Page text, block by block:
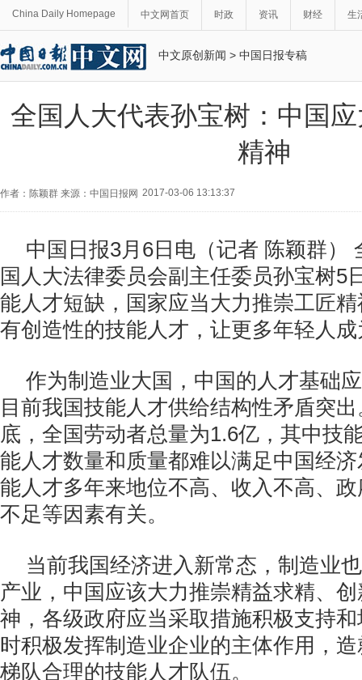
China Daily Homepage 中文网首页 时政 资讯 财经 生
中文原创新闻 > 中国日报专稿
全国人大代表孙宝树：中国
精神
作者：陈颖群 来源：中国日报网 2017-03-06 13:13:37
中国日报3月6日电（记者 陈颖群）
国人大法律委员会副主任委员孙宝树5
能人才短缺，国家应当大力推崇工匠
有创造性的技能人才，让更多年轻人
作为制造业大国，中国的人才基础
目前我国技能人才供给结构性矛盾突
底，全国劳动者总量为1.6亿，其中技
能人才数量和质量都难以满足中国经
能人才多年来地位不高、收入不高、
不足等因素有关。
当前我国经济进入新常态，制造业
产业，中国应该大力推崇精益求精、
神，各级政府应当采取措施积极支持
时积极发挥制造业企业的主体作用，
梯队合理的技能人才队伍。